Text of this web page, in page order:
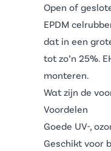
Open of
EPDM
dat in een
tot zo’n 25%.
monteren.
Wat zijn de
Voordelen
Goede UV-,
Geschikt voor